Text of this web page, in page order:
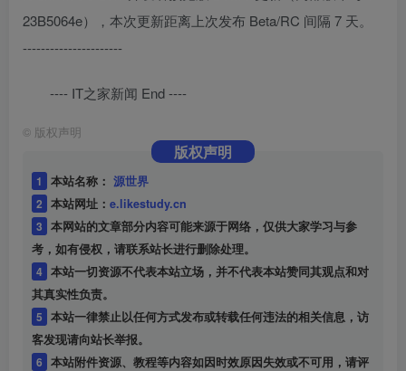
23B5064e），本次更新距离上次发布 Beta/RC 间隔 7 天。
----------------------
---- IT之家新闻 End ----
© 版权声明
版权声明
1 本站名称： 源世界
2 本站网址： e.likestudy.cn
3 本网站的文章部分内容可能来源于网络，仅供大家学习与参
考，如有侵权，请联系站长进行删除处理。
4 本站一切资源不代表本站立场，并不代表本站赞同其观点和对
其真实性负责。
5 本站一律禁止以任何方式发布或转载任何违法的相关信息，访
客发现请向站长举报。
6 本站附件资源、教程等内容如因时效原因失效或不可用，请评